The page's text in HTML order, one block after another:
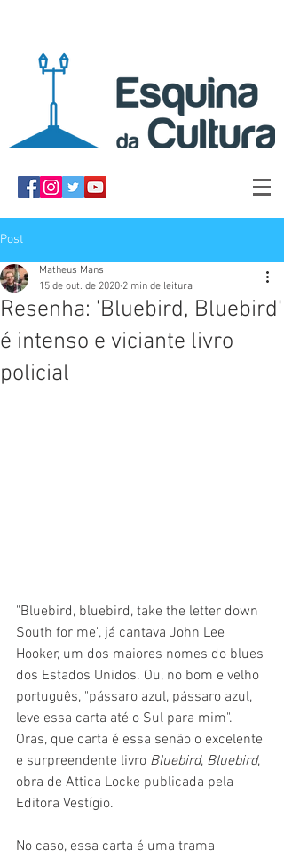
Post
Resenha: 'Bluebird, Bluebird'
é intenso e viciante livro
policial
Matheus Mans
15 de out. de 2020 2 min de leitura
"Bluebird, bluebird, take the letter down
South for me", já cantava John Lee
Hooker, um dos maiores nomes do blues
dos Estados Unidos. Ou, no bom e velho
português, "pássaro azul, pássaro azul,
leve essa carta até o Sul para mim".
Oras, que carta é essa senão o excelente
e surpreendente livro Bluebird, Bluebird,
obra de Attica Locke publicada pela
Editora Vestígio.
No caso, essa carta é uma trama